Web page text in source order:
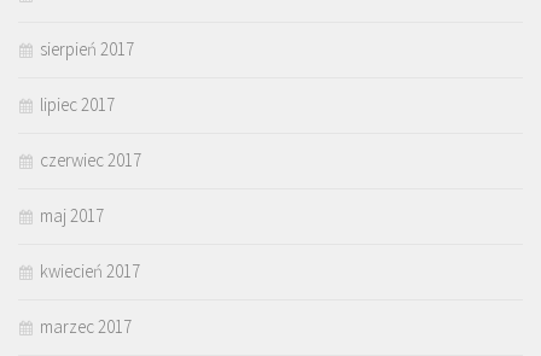
sierpień 2017
lipiec 2017
czerwiec 2017
maj 2017
kwiecień 2017
marzec 2017